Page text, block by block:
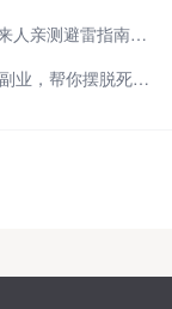
抖音打卡365天领手机是真的吗？过来人亲测避雷指南，这三点一定要看！
在家就能日赚200+！这5种电脑兼职副业，帮你摆脱死工资